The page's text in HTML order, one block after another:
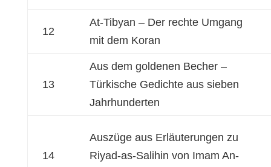
12
At-Tibyan – Der rechte Umgang
mit dem Koran
13
Aus dem goldenen Becher –
Türkische Gedichte aus sieben
Jahrhunderten
14
Auszüge aus Erläuterungen zu
Riyad-as-Salihin von Imam An-